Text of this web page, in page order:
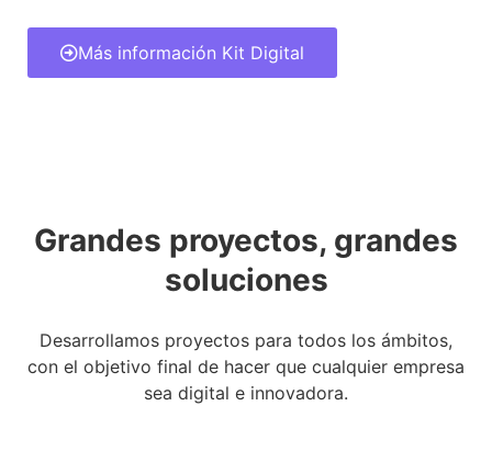
Más información Kit Digital
Grandes proyectos, grandes
soluciones
Desarrollamos proyectos para todos los ámbitos,
con el objetivo final de hacer que cualquier empresa
sea digital e innovadora.